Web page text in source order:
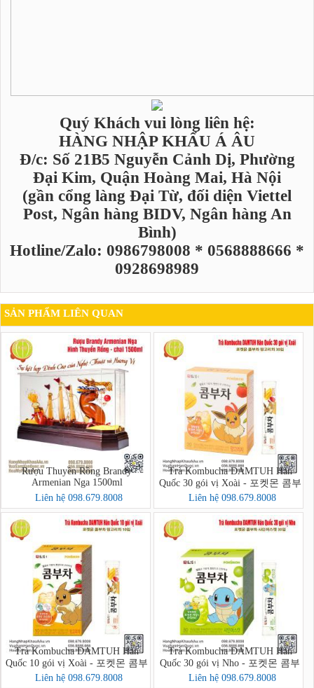
Quý Khách vui lòng liên hệ:
HÀNG NHẬP KHẨU Á ÂU
Đ/c: Số 21B5 Nguyễn Cảnh Dị, Phường
Đại Kim, Quận Hoàng Mai, Hà Nội
(gần cổng làng Đại Từ, đối diện Viettel
Post, Ngân hàng BIDV, Ngân hàng An
Bình)
Hotline/Zalo: 0986798008 * 0568888666 *
0928698989
SẢN PHẨM LIÊN QUAN
Rượu Thuyền Rồng Brandy
Armenian Nga 1500ml
Liên hệ 098.679.8008
Trà Kombucha DAMTUH Hàn
Quốc 30 gói vị Xoài - 포켓몬 콤부
차 망고리치 30입
Liên hệ 098.679.8008
Trà Kombucha DAMTUH Hàn
Quốc 10 gói vị Xoài - 포켓몬 콤부
차 망고리치 10입
Liên hệ 098.679.8008
Trà Kombucha DAMTUH Hàn
Quốc 30 gói vị Nho - 포켓몬 콤부
차 샤인머스캣 30입
Liên hệ 098.679.8008